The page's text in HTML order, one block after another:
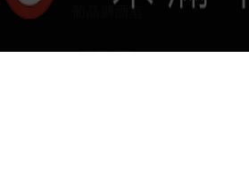
葡晶調酒室
探索酒款